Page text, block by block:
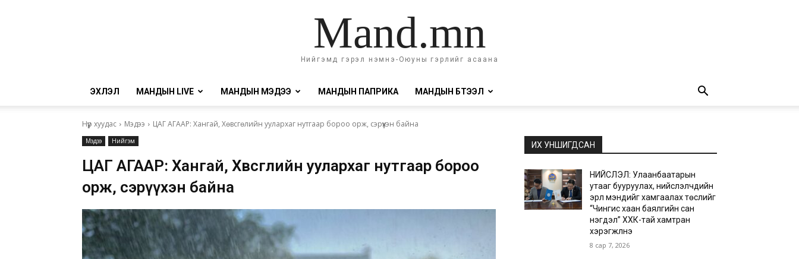
Mand.mn
Нийгэмд гэрэл нэмнэ-Оюуны гэрлийг асаана
ЭХЛЭЛ МАНДЫН LIVE МАНДЫН МЭДЭЭ МАНДЫН ПАПРИКА МАНДЫН БҮТЭЭЛ
Нүүр хуудас Мэдээ ЦАГ АГААР: Хангай, Хөвсгөлийн уулархаг нутгаар бороо орж, сэрүүхэн байна
Мэдээ Нийгэм
ЦАГ АГААР: Хангай, Хөвсгөлийн уулархаг нутгаар бороо
орж, сэрүүхэн байна
ИХ УНШИГДСАН
НИЙСЛЭЛ: Улаанбаатарын
утааг бууруулах, нийслэлчүүдийн
эрүүл мэндийг хамгаалах төслийг
“Чингис хаан баялгийн сан
нэгдэл” ХХК-тай хамтран
хэрэгжүүлнэ
8 сар 7, 2026